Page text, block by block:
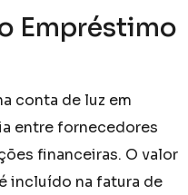
Empréstimo
conta de luz em
entre fornecedores
financeiras. O valor
incluído na fatura de